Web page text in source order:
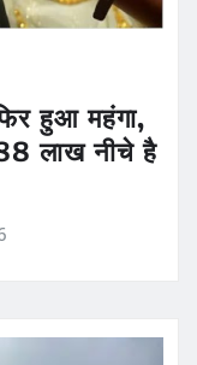
हुआ महंगा,
लाख नीचे है